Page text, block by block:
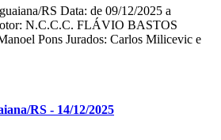
RS Data: de 09/12/2025 a
N.C.C.C. FLÁVIO BASTOS
Pons Jurados: Carlos Milicevic e
RS - 14/12/2025